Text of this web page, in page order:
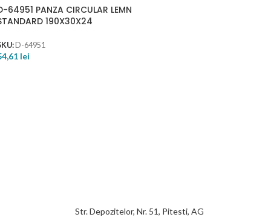
64951 PANZA CIRCULAR LEMN
190X30X24
D-64951
lei
Str. Depozitelor, Nr. 51, Pitesti, AG